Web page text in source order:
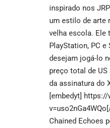
inspirado nos
um estilo de arte
velha escola. Ele
PlayStation, PC
desejam jogá-lo
preço total de US
da assinatura do
[embedyt]
Chained Echoes